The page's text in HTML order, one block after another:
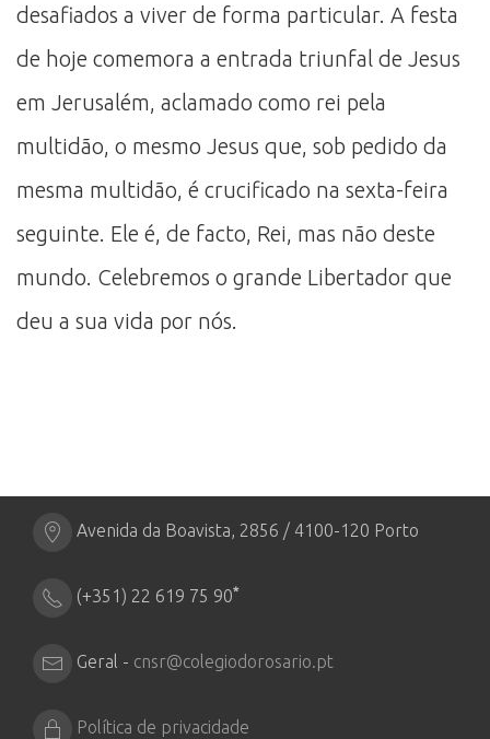
desafiados a viver de forma particular. A festa
de hoje comemora a entrada triunfal de Jesus
em Jerusalém, aclamado como rei pela
multidão, o mesmo Jesus que, sob pedido da
mesma multidão, é crucificado na sexta-feira
seguinte. Ele é, de facto, Rei, mas não deste
mundo. Celebremos o grande Libertador que
deu a sua vida por nós.
Avenida da Boavista, 2856 / 4100-120 Porto
(+351) 22 619 75 90*
Geral - cnsr@colegiodorosario.pt
Política de privacidade